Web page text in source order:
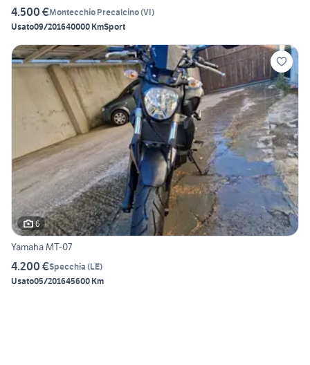
4.500 €Montecchio Precalcino(VI)
Usato09/201640000 KmSport
6
Yamaha MT-07
4.200 €Specchia (LE)
Usato05/201645600 Km